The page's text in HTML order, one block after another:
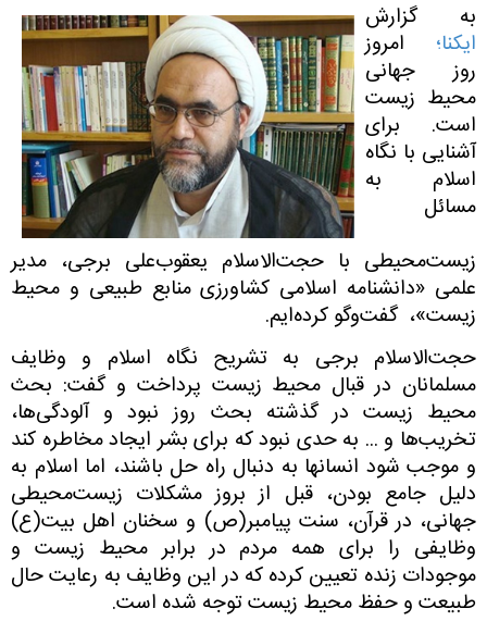
به گزارش
ایکنا؛ امروز
روز جهانی
محیط زیست
است. برای
آشنایی با نگاه
اسلام به
مسائل
زیست‌محیطی با حجت‌الاسلام یعقوب‌علی برجی، مدیر
علمی «دانشنامه اسلامی کشاورزی منابع طبیعی و محیط
زیست»، گفت‌وگو کرده‌ایم.
حجت‌الاسلام برجی به تشریح نگاه اسلام و وظایف
مسلمانان در قبال محیط زیست پرداخت و گفت: بحث
محیط زیست در گذشته بحث روز نبود و آلودگی‌ها،
تخریب‌ها و ... به حدی نبود که برای بشر ایجاد مخاطره کند
و موجب شود انسانها به دنبال راه حل باشند، اما اسلام به
دلیل جامع بودن، قبل از بروز مشکلات زیست‌محیطی
جهانی، در قرآن، سنت پیامبر(ص) و سخنان اهل بیت(ع)
وظایفی را برای همه مردم در برابر محیط زیست و
موجودات زنده تعیین کرده که در این وظایف به رعایت حال
طبیعت و حفظ محیط زیست توجه شده است.